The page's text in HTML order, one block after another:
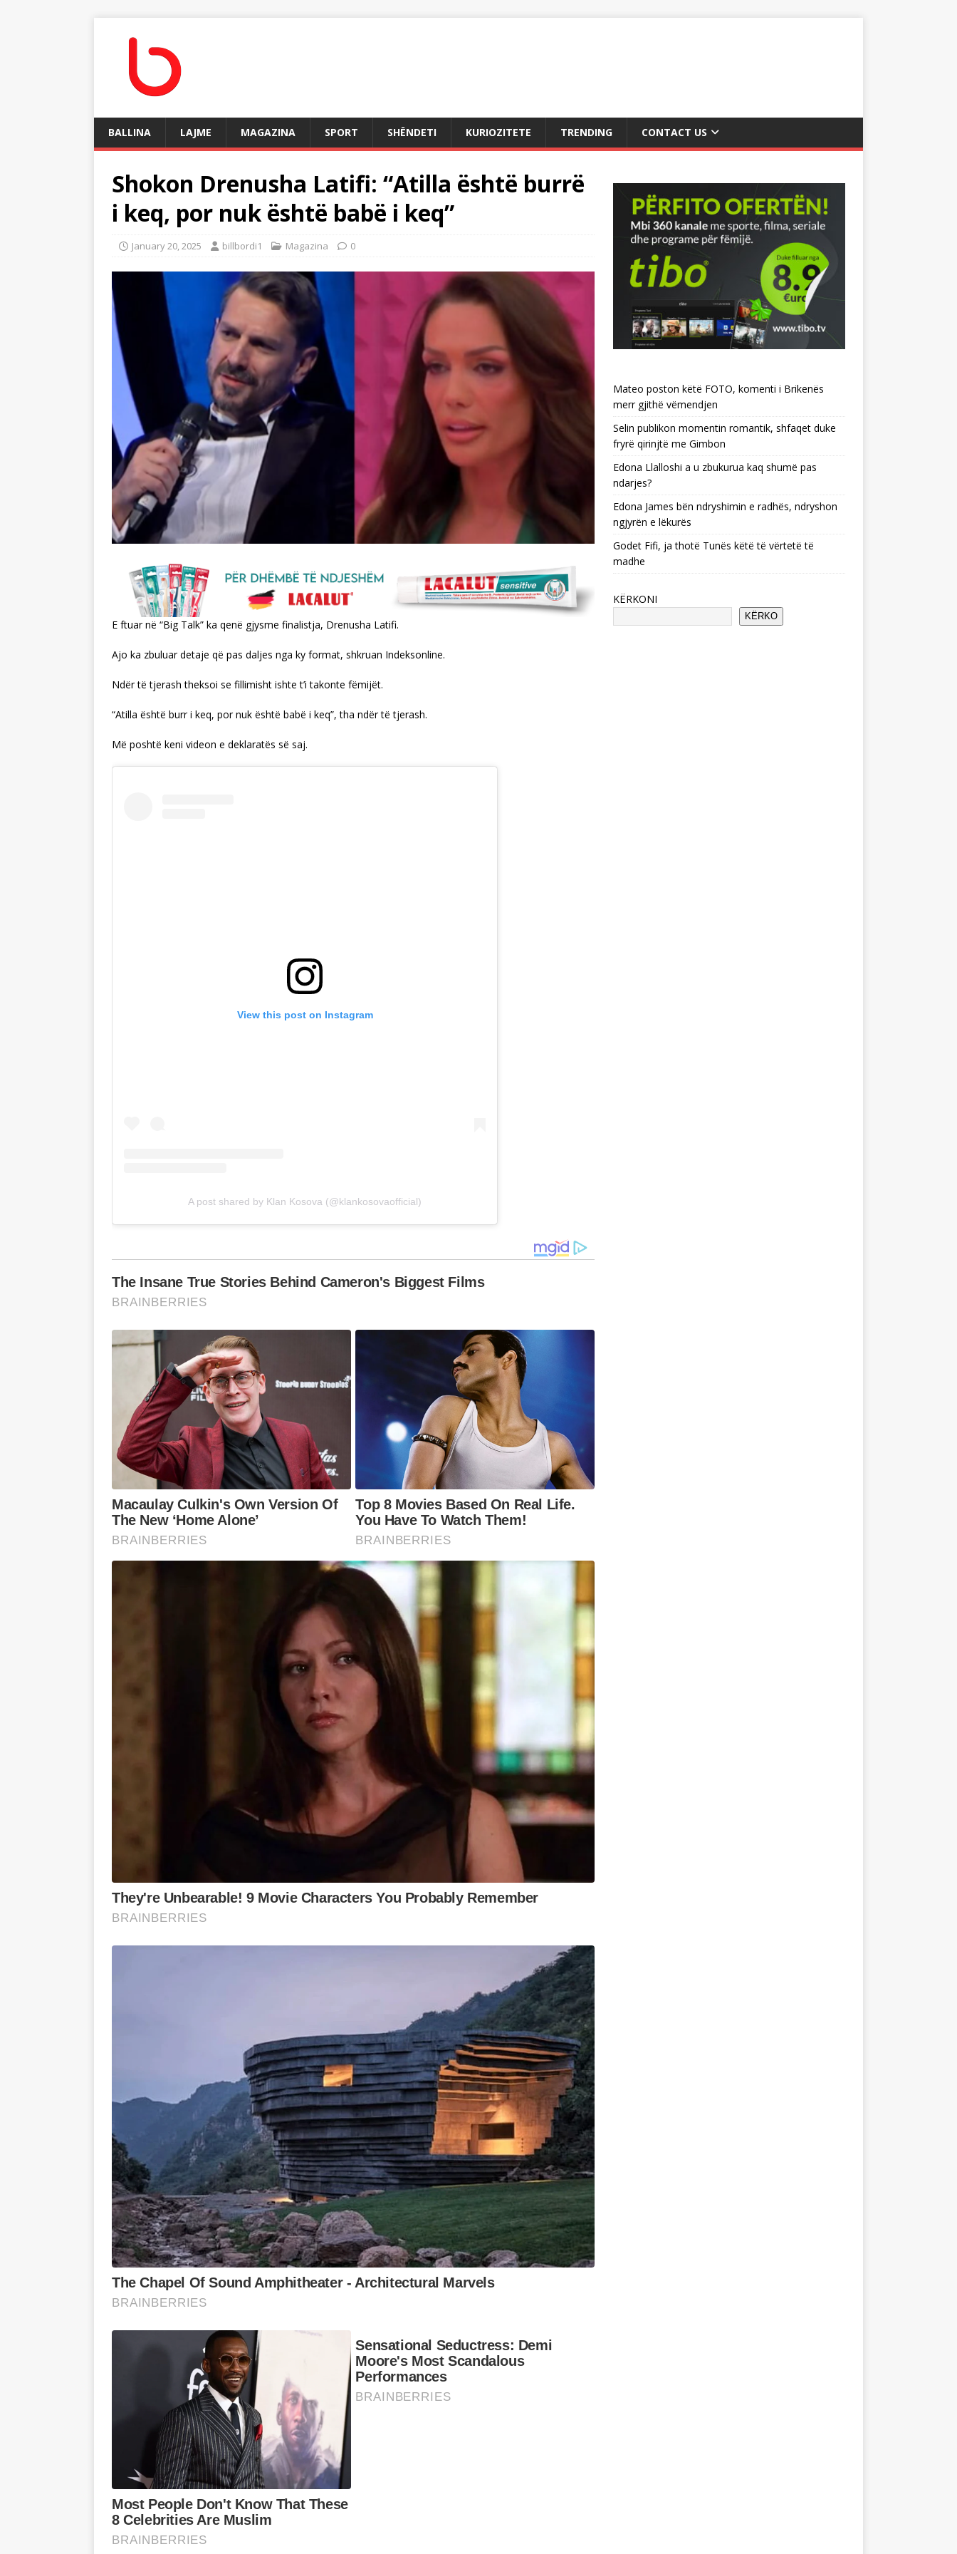
BALLINA LAJME MAGAZINA SPORT SHËNDETI KURIOZITETE TRENDING CONTACT US
Shokon Drenusha Latifi: “Atilla është burrë
i keq, por nuk është babë i keq”
January 20, 2025 billbordi1 Magazina 0
E ftuar në “Big Talk” ka qenë gjysme finalistja, Drenusha Latifi.
Ajo ka zbuluar detaje që pas daljes nga ky format, shkruan Indeksonline.
Ndër të tjerash theksoi se fillimisht ishte t’i takonte fëmijët.
“Atilla është burr i keq, por nuk është babë i keq”, tha ndër të tjerash.
Më poshtë keni videon e deklaratës së saj.
View this post on Instagram
A post shared by Klan Kosova (@klankosovaofficial)
Mateo poston këtë FOTO, komenti i Brikenës
merr gjithë vëmendjen
Selin publikon momentin romantik, shfaqet duke
fryrë qirinjtë me Gimbon
Edona Llalloshi a u zbukurua kaq shumë pas
ndarjes?
Edona James bën ndryshimin e radhës, ndryshon
ngjyrën e lëkurës
Godet Fifi, ja thotë Tunës këtë të vërtetë të
madhe
KËRKONI
KËRKO